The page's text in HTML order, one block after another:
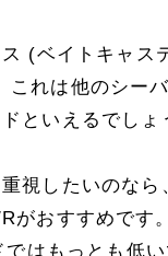
(ベイトキャス
れは他のシー
といえるでしょ
視したいのなら
がおすすめです
はもっとも低い